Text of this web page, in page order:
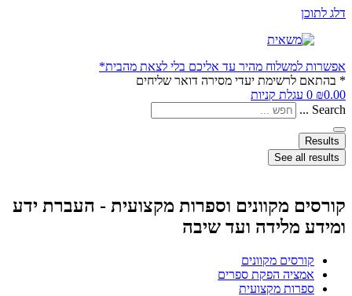
דלג לתוכן
אפשרות למשלוח מהיר עד אליכם בלי לצאת מהבית*
* בהתאם לרשימת יעדי מסירה דואר שליחים
₪0.00
0 עגלת קניות
Search ...
Results
See all results
קורסים מקוונים וספרות מקצועית - העברת ידע
ומידע מלידה ועד שיבה
קורסים מקוונים
אמציה הפקת ספרים
ספרות מקצועית